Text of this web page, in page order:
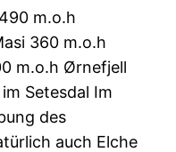
m.o.h
360 m.o.h
m.o.h Ørnefjell
Setesdal Im
des
auch Elche